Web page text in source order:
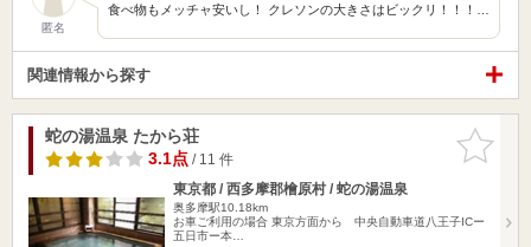
匿名
食べ物もメッチャ安いし！ クレソンの大きさはビックリ！！！…
関連情報から探す
お気に入
りに追加
蛇の湯温泉 たから荘
3.1点/ 11 件
東京都 / 西多摩郡檜原村 / 蛇の湯温泉
奥多摩駅10.18km
お車ご利用の場合 東京方面から 中央自動車道八王子ICー
五日市ー本…